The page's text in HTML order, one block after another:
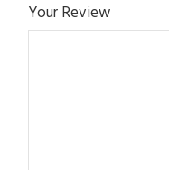
Your Review